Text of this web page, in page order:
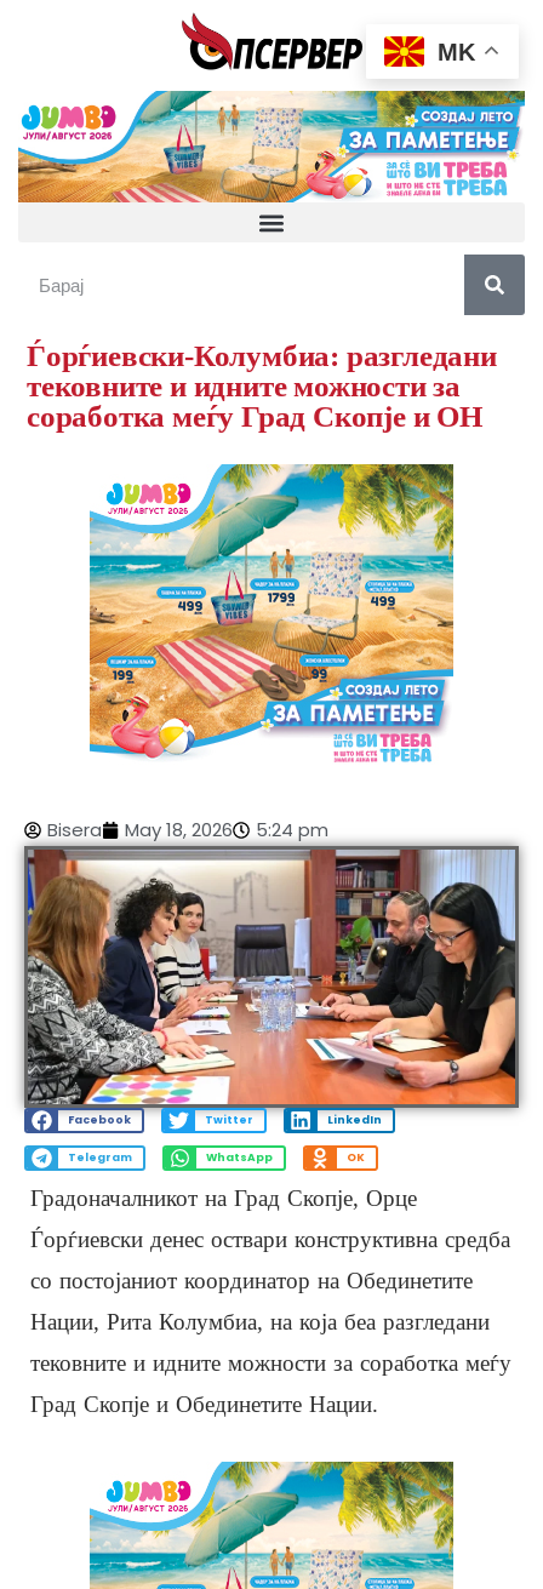
Ѓорѓиевски-Колумбиа: разгледани
тековните и идните можности за
соработка меѓу Град Скопје и ОН
Bisera May 18, 2026 5:24 pm
Facebook Twitter LinkedIn
Telegram WhatsApp OK
Градоначалникот на Град Скопје, Орце
Ѓорѓиевски денес оствари конструктивна средба
со постојаниот координатор на Обединетите
Нации, Рита Колумбиа, на која беа разгледани
тековните и идните можности за соработка меѓу
Град Скопје и Обединетите Нации.
MK